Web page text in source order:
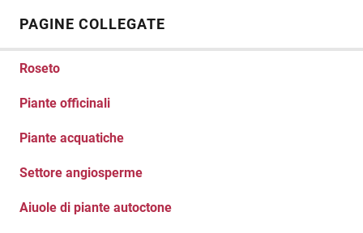
PAGINE COLLEGATE
Roseto
Piante officinali
Piante acquatiche
Settore angiosperme
Aiuole di piante autoctone